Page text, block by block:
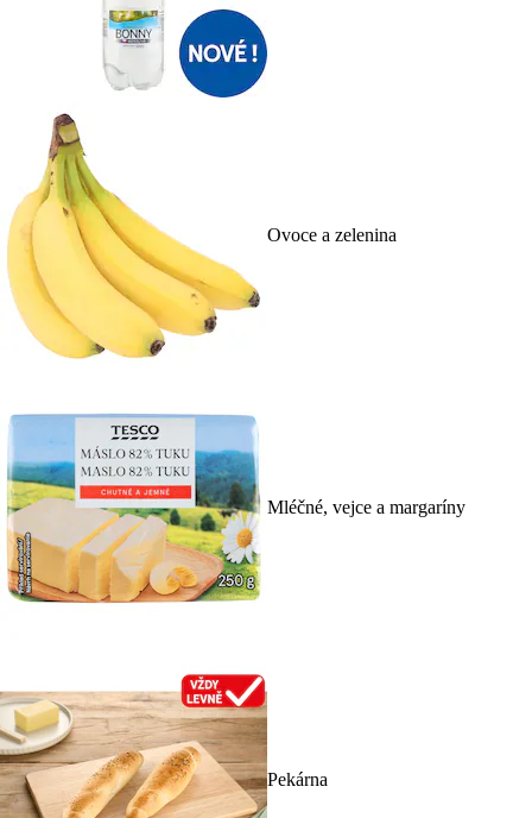
Ovoce a zelenina
Mléčné, vejce a margaríny
Pekárna